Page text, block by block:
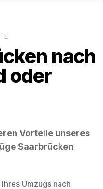
nach
oder
Vorteile unseres
Saarbrücken
Umzugs nach